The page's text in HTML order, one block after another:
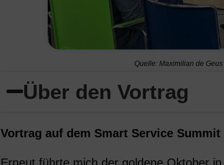
Quelle: Maximilian de
Über den Vortrag
Vortrag auf dem Smart Service Summit